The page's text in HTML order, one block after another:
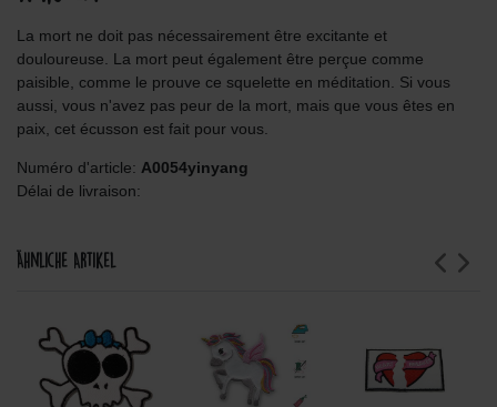
La mort ne doit pas nécessairement être excitante et
douloureuse. La mort peut également être perçue comme
paisible, comme le prouve ce squelette en méditation. Si vous
aussi, vous n'avez pas peur de la mort, mais que vous êtes en
paix, cet écusson est fait pour vous.
Numéro d'article: A0054yinyang
Délai de livraison:
Ähnliche Artikel